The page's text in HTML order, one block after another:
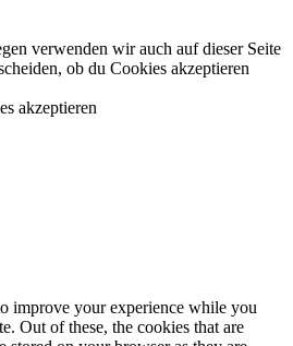
verwenden wir auch auf dieser Seite
ob du Cookies akzeptieren
akzeptieren
improve your experience while you
Out of these, the cookies that are